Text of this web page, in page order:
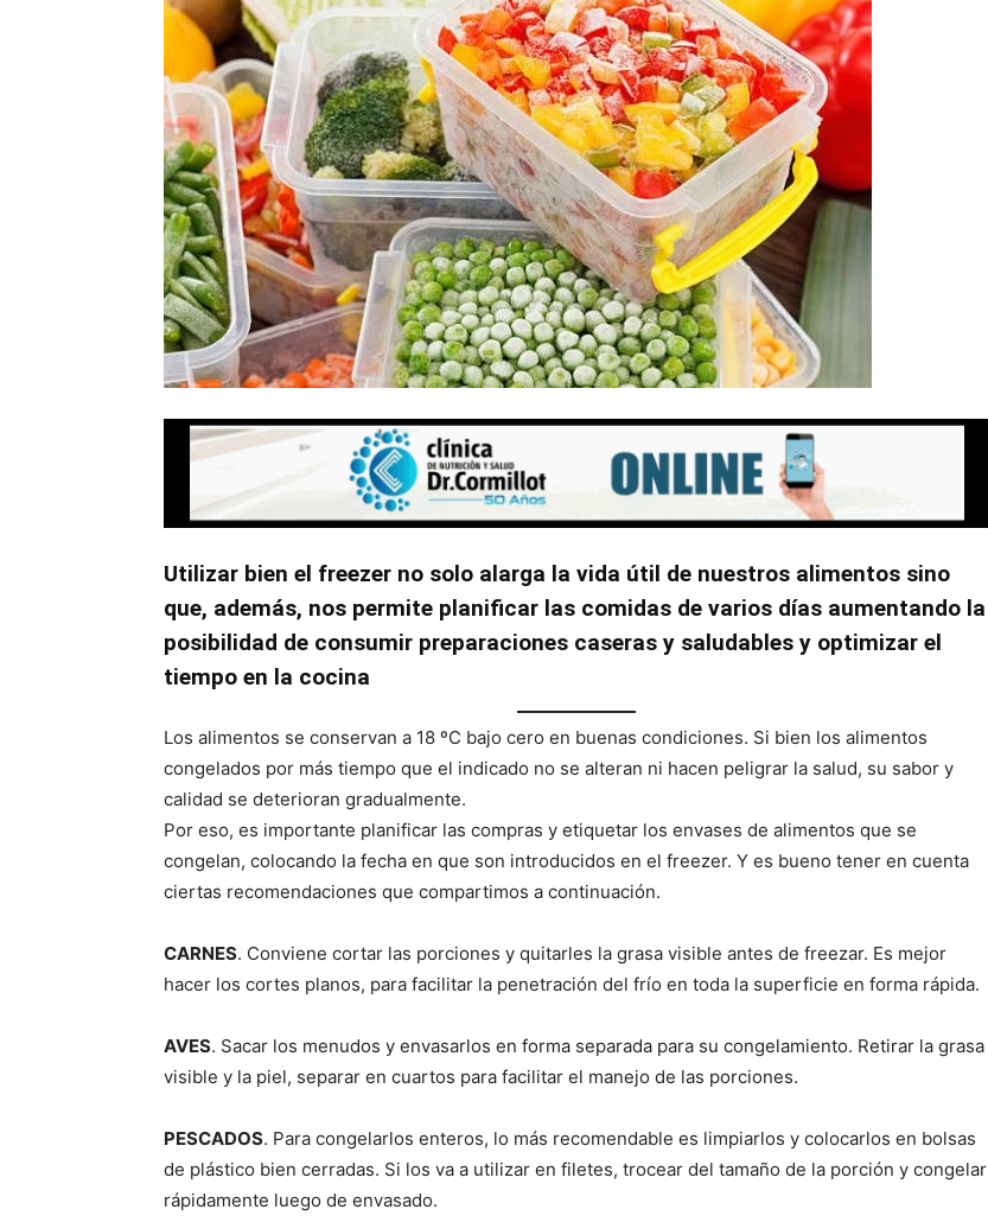
Utilizar bien el freezer no solo alarga la vida útil de nuestros alimentos sino
que, además, nos permite planificar las comidas de varios días aumentando la
posibilidad de consumir preparaciones caseras y saludables y optimizar el
tiempo en la cocina
Los alimentos se conservan a 18 ºC bajo cero en buenas condiciones. Si bien los alimentos
congelados por más tiempo que el indicado no se alteran ni hacen peligrar la salud, su sabor y
calidad se deterioran gradualmente.
Por eso, es importante planificar las compras y etiquetar los envases de alimentos que se
congelan, colocando la fecha en que son introducidos en el freezer. Y es bueno tener en cuenta
ciertas recomendaciones que compartimos a continuación.
CARNES. Conviene cortar las porciones y quitarles la grasa visible antes de freezar. Es mejor
hacer los cortes planos, para facilitar la penetración del frío en toda la superficie en forma rápida.
AVES. Sacar los menudos y envasarlos en forma separada para su congelamiento. Retirar la grasa
visible y la piel, separar en cuartos para facilitar el manejo de las porciones.
PESCADOS. Para congelarlos enteros, lo más recomendable es limpiarlos y colocarlos en bolsas
de plástico bien cerradas. Si los va a utilizar en filetes, trocear del tamaño de la porción y congelar
rápidamente luego de envasado.